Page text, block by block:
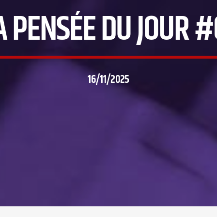
PENSÉE DU JOUR
16/11/2025